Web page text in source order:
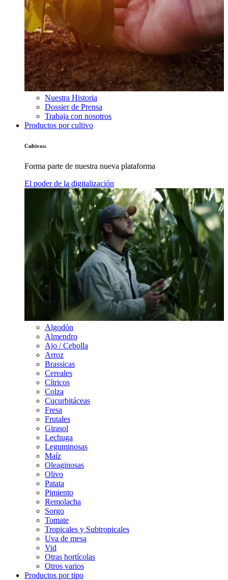
Nuestra Historia
Dossier de Prensa
Trabaja con nosotros
Productos por cultivo
Cultivos:
Forma parte de nuestra nueva plataforma
El poder de la digitalización
Algodón
Almendro
Ajo / Cebolla
Arroz
Brassicas
Cereales
Cítricos
Colza
Cucurbitáceas
Fresa
Frutales
Girasol
Lechuga
Leguminosas
Maíz
Oleaginosas
Olivo
Patata
Pimiento
Remolacha
Sorgo
Tomate
Tropicales y Subtropicales
Uva de mesa
Vid
Otras hortícolas
Otros varios
Productos por tipo